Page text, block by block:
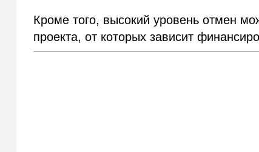
Кроме того, высокий уровень отмен
проекта, от которых зависит